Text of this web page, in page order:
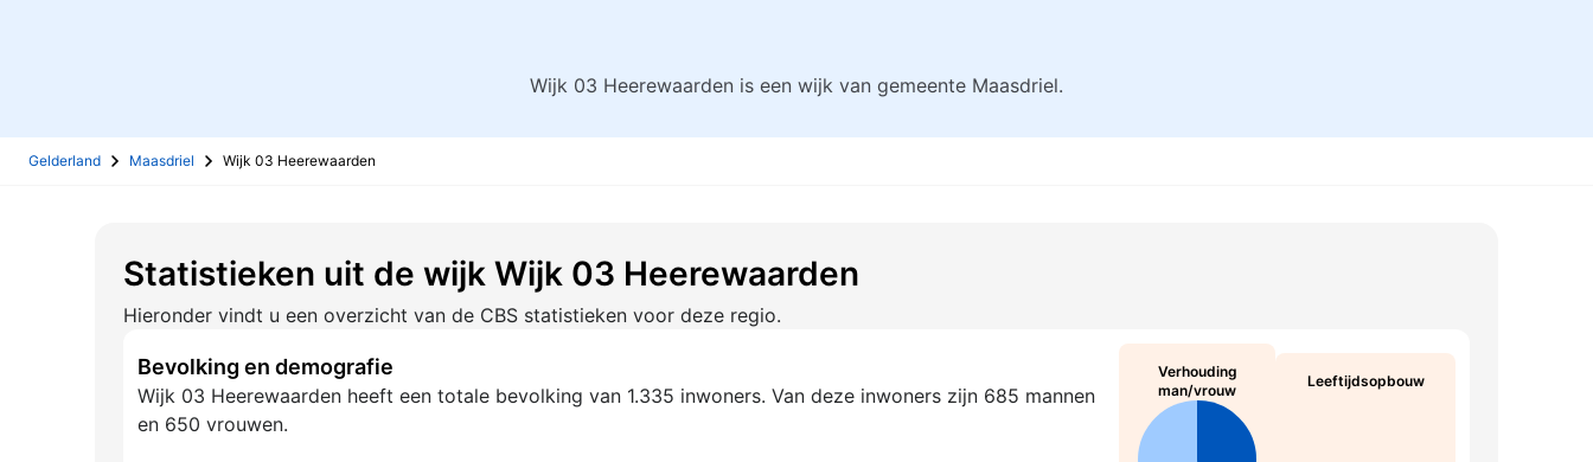
Wijk 03 Heerewaarden is een wijk van gemeente Maasdriel.
Gelderland Maasdriel Wijk 03 Heerewaarden
Statistieken uit de wijk Wijk 03 Heerewaarden
Hieronder vindt u een overzicht van de CBS statistieken voor deze regio.
Bevolking en demografie
Wijk 03 Heerewaarden heeft een totale bevolking van 1.335 inwoners. Van deze inwoners zijn 685 mannen
en 650 vrouwen.
Verhouding
man/vrouw
Leeftijdsopbouw